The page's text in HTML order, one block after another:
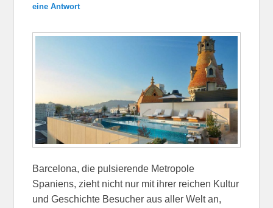
eine Antwort
Barcelona, die pulsierende Metropole
Spaniens, zieht nicht nur mit ihrer reichen Kultur
und Geschichte Besucher aus aller Welt an,